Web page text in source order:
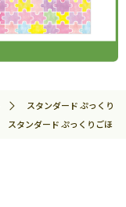
スタンダード ぷっくり
スタンダード ぷっくりごほ